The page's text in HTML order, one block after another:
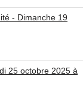
- Dimanche 19
25 octobre 2025 à